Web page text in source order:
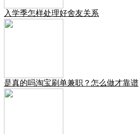
入学季怎样处理好舍友关系
是真的吗淘宝刷单兼职？怎么做才靠谱